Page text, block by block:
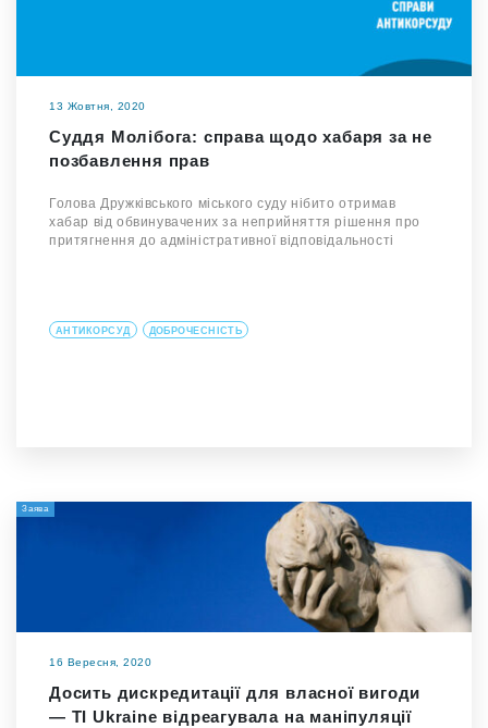
13 Жовтня, 2020
Суддя Молібога: справа щодо хабаря за не
позбавлення прав
Голова Дружківського міського суду нібито отримав
хабар від обвинувачених за неприйняття рішення про
притягнення до адміністративної відповідальності
АНТИКОРСУД ДОБРОЧЕСНІСТЬ
Заява
16 Вересня, 2020
Досить дискредитації для власної вигоди
— TІ Ukraine відреагувала на маніпуляції